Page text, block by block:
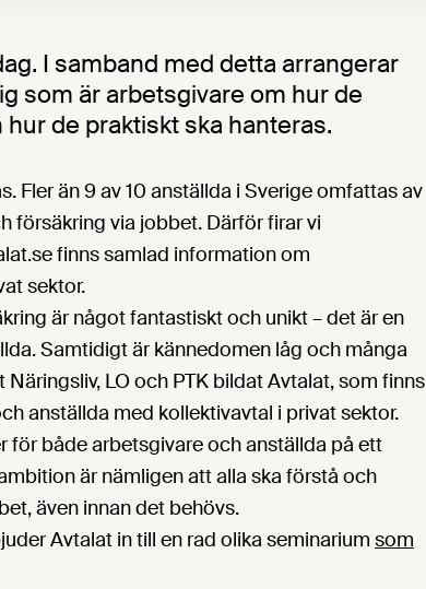
I samband med detta arrangerar
som är arbetsgivare om hur de
de praktiskt ska hanteras.
Fler än 9 av 10 anställda i Sverige omfattas av
försäkring via jobbet. Därför firar vi
finns samlad information om
sektor.
är något fantastiskt och unikt – det är en
Samtidigt är kännedomen låg och många
LO och PTK bildat Avtalat, som finns
anställda med kollektivavtal i privat sektor.
både arbetsgivare och anställda på ett
är nämligen att alla ska förstå och
även innan det behövs.
Avtalat in till en rad olika seminarium som